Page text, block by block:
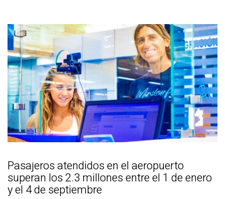
Pasajeros atendidos en el aeropuerto
superan los 2.3 millones entre el 1 de enero
y el 4 de septiembre